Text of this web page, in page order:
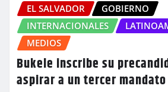
EL SALVADOR
GOBIERNO
INTERNACIONALES
MEDIOS
Bukele inscribe su
aspirar a un tercer